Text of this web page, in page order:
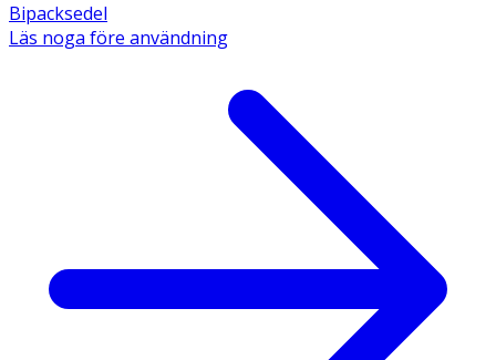
Bipacksedel
Läs noga före användning